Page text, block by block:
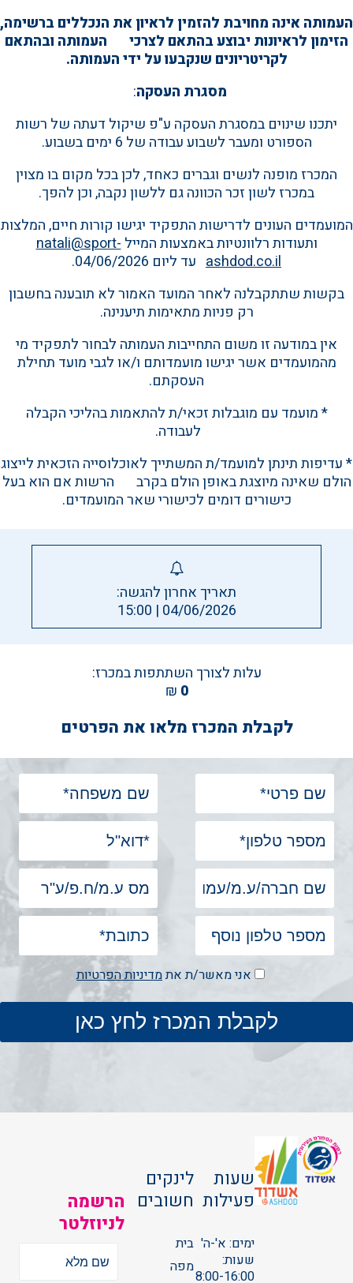
העמותה אינה מחויבת להזמין לראיון את הנכללים ברשימה,
הזימון לראיונות יבוצע בהתאם לצרכי העמותה ובהתאם
לקריטריונים שנקבעו על ידי העמותה.
מסגרת העסקה:
יתכנו שינוים במסגרת העסקה ע"פ שיקול דעתה של רשות
הספורט ומעבר לשבוע עבודה של 6 ימים בשבוע.
המכרז מופנה לנשים וגברים כאחד, לכן בכל מקום בו מצוין
במכרז לשון זכר הכוונה גם ללשון נקבה, וכן להפך.
המועמדים העונים לדרישות התפקיד יגישו קורות חיים, המלצות
ותעודות רלוונטיות באמצעות המיילnatali@sport-
ashdod.co.il עד ליום 04/06/2026.
‏בקשות שתתקבלנה לאחר המועד האמור לא תובענה בחשבון
רק פניות מתאימות תיענינה.
אין במודעה זו משום התחייבות העמותה לבחור לתפקיד מי
מהמועמדים אשר יגישו מועמדותם ו/או לגבי מועד תחילת
העסקתם.
‏* מועמד עם מוגבלות זכאי/ת להתאמות בהליכי הקבלה
לעבודה.
‏* עדיפות תינתן למועמד/ת המשתייך לאוכלוסייה הזכאית לייצוג
הולם שאינה מיוצגת באופן הולם בקרב הרשות אם הוא בעל
כישורים דומים לכישורי שאר המועמדים.
תאריך אחרון להגשה:
04/06/2026 | 15:00
עלות לצורך השתתפות במכרז:
0
₪
לקבלת המכרז מלאו את הפרטים
אני מאשר/ת אתמדיניות הפרטיות
שעות
פעילות
ימים: א'-ה'
שעות:
8:00-16:00
לינקים
חשובים
בית
מפה
הרשמה
לניוזלטר